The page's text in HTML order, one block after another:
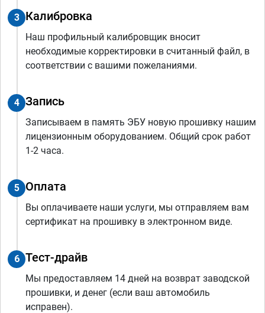
3 Калибровка
Наш профильный калибровщик вносит
необходимые корректировки в считанный файл, в
соответствии с вашими пожеланиями.
4 Запись
Записываем в память ЭБУ новую прошивку нашим
лицензионным оборудованием. Общий срок работ
1-2 часа.
5 Оплата
Вы оплачиваете наши услуги, мы отправляем вам
сертификат на прошивку в электронном виде.
6 Тест-драйв
Мы предоставляем 14 дней на возврат заводской
прошивки, и денег (если ваш автомобиль
исправен).